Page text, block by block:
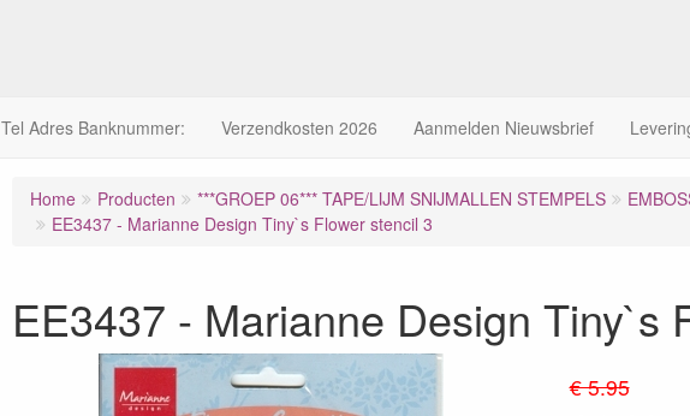
Tel Adres Banknummer: Verzendkosten 2026 Aanmelden Nieuwsbrief
Home Producten ***GROEP 06*** TAPE/LIJM SNIJMALLEN STEMPELS
EE3437 - Marianne Design Tiny`s Flower stencil 3
EE3437 - Marianne Design Tiny`s
€ 5.95